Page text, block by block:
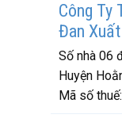
Công Ty
Đan
Số nhà 06
Huyện
Mã số thuế: